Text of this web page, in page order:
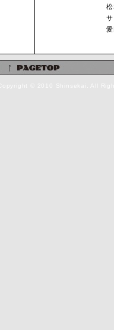
Copyright © 2010 Shinsekai. All